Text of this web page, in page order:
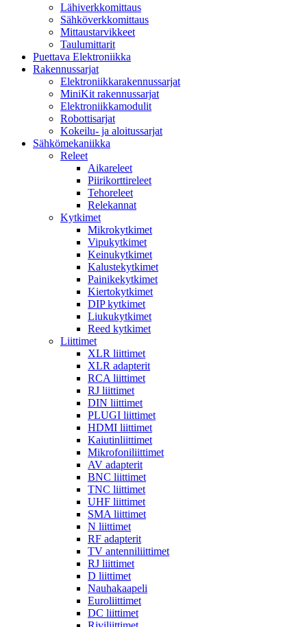
Lähiverkkomittaus
Sähköverkkomittaus
Mittaustarvikkeet
Taulumittarit
Puettava Elektroniikka
Rakennussarjat
Elektroniikkarakennussarjat
MiniKit rakennussarjat
Elektroniikkamodulit
Robottisarjat
Kokeilu- ja aloitussarjat
Sähkömekaniikka
Releet
Aikareleet
Piirikorttireleet
Tehoreleet
Relekannat
Kytkimet
Mikrokytkimet
Vipukytkimet
Keinukytkimet
Kalustekytkimet
Painikekytkimet
Kiertokytkimet
DIP kytkimet
Liukukytkimet
Reed kytkimet
Liittimet
XLR liittimet
XLR adapterit
RCA liittimet
RJ liittimet
DIN liittimet
PLUGI liittimet
HDMI liittimet
Kaiutinliittimet
Mikrofoniliittimet
AV adapterit
BNC liittimet
TNC liittimet
UHF liittimet
SMA liittimet
N liittimet
RF adapterit
TV antenniliittimet
RJ liittimet
D liittimet
Nauhakaapeli
Euroliittimet
DC liittimet